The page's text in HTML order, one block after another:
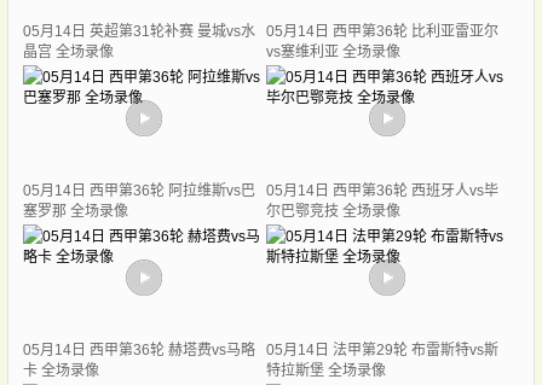
05月14日 英超第31轮补赛 曼城vs水
晶宫 全场录像
05月14日 西甲第36轮 比利亚雷亚尔
vs塞维利亚 全场录像
05月14日 西甲第36轮 阿拉维斯vs巴
塞罗那 全场录像
05月14日 西甲第36轮 西班牙人vs毕
尔巴鄂竞技 全场录像
05月14日 西甲第36轮 赫塔费vs马略
卡 全场录像
05月14日 法甲第29轮 布雷斯特vs斯
特拉斯堡 全场录像